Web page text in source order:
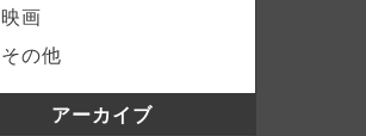
映画
その他
アーカイブ